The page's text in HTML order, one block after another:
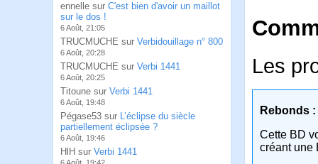
ennelle sur C'est bien d'avoir un maillot
sur le dos !
6 Août, 21:05
TRUCMUCHE sur Verbidouillage n° 800
6 Août, 20:28
TRUCMUCHE sur Verbi 1441
6 Août, 20:25
Titoune sur Verbi 1441
6 Août, 19:48
Pégase53 sur L’éclipse du siècle
partiellement éclipsée ?
6 Août, 19:46
HlH sur Verbi 1441
Les
Rebonds :
Cette BD
créant une